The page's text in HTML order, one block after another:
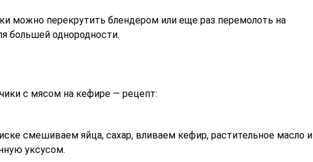
можно перекрутить блендером или еще раз перемолоть на
большей однородности.
с мясом на кефире — рецепт:
смешиваем яйца, сахар, вливаем кефир, растительное масло и
уксусом.